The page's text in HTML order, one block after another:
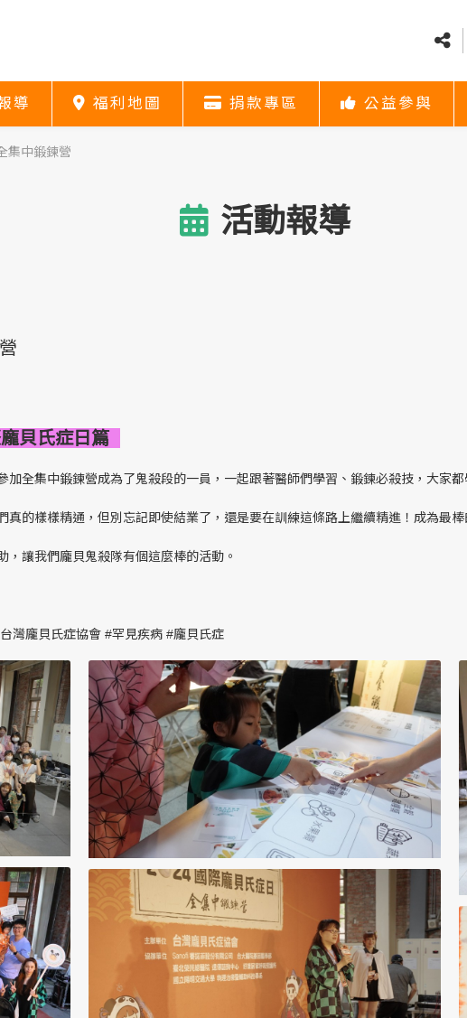
導
導 福利地圖
福利地圖
社會福利資源 捐款專區
捐款專區
捐款方式 公益參與
公益參與
義賣
集中鍛鍊營
活動報導
貝氏症日篇
全集中鍛鍊營成為了鬼殺段的一員，一起跟著醫師們學習、鍛鍊必殺技，大家
的樣樣精通，但別忘記即使結業了，還是要在訓練這條路上繼續精進！成為最
讓我們龐貝鬼殺隊有個這麼棒的活動。
灣龐貝氏症協會 #罕見疾病 #龐貝氏症